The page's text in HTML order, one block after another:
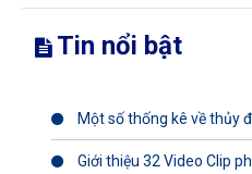
Tin nổi bật
Một số thống kê về thủy
Giới thiệu 32 Video Clip